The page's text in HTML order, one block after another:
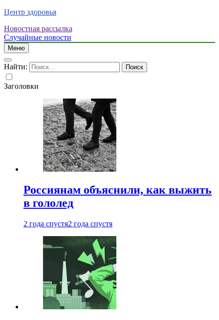
Центр здоровья
Новостная рассылка
Случайные новости
Меню
Найти:
Заголовки
Россиянам объяснили, как выжить
в гололед
2 года спустя2 года спустя